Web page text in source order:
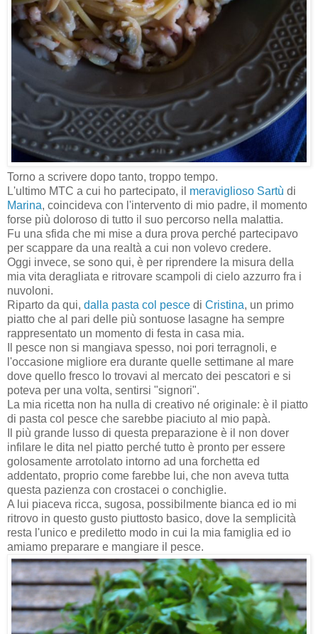
Torno a scrivere dopo tanto, troppo tempo.
L'ultimo MTC a cui ho partecipato, il meraviglioso Sartù di
Marina, coincideva con l'intervento di mio padre, il momento
forse più doloroso di tutto il suo percorso nella malattia.
Fu una sfida che mi mise a dura prova perché partecipavo
per scappare da una realtà a cui non volevo credere.
Oggi invece, se sono qui, è per riprendere la misura della
mia vita deragliata e ritrovare scampoli di cielo azzurro fra i
nuvoloni.
Riparto da qui, dalla pasta col pesce di Cristina, un primo
piatto che al pari delle più sontuose lasagne ha sempre
rappresentato un momento di festa in casa mia.
Il pesce non si mangiava spesso, noi pori terragnoli, e
l'occasione migliore era durante quelle settimane al mare
dove quello fresco lo trovavi al mercato dei pescatori e si
poteva per una volta, sentirsi "signori".
La mia ricetta non ha nulla di creativo né originale: è il piatto
di pasta col pesce che sarebbe piaciuto al mio papà.
Il più grande lusso di questa preparazione è il non dover
infilare le dita nel piatto perché tutto è pronto per essere
golosamente arrotolato intorno ad una forchetta ed
addentato, proprio come farebbe lui, che non aveva tutta
questa pazienza con crostacei o conchiglie.
A lui piaceva ricca, sugosa, possibilmente bianca ed io mi
ritrovo in questo gusto piuttosto basico, dove la semplicità
resta l'unico e prediletto modo in cui la mia famiglia ed io
amiamo preparare e mangiare il pesce.